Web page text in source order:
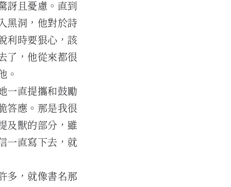
訝且憂慮。直到
黑洞，他對於詩
利時要狠心，該
了，他從來都很
。
一直提攜和鼓勵
答應。那是我很
及獸的部分，雖
一直寫下去，就
多，就像書名那